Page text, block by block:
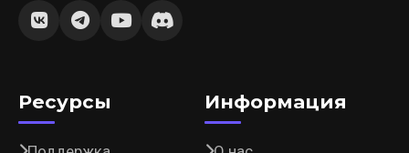
Ресурсы Информация